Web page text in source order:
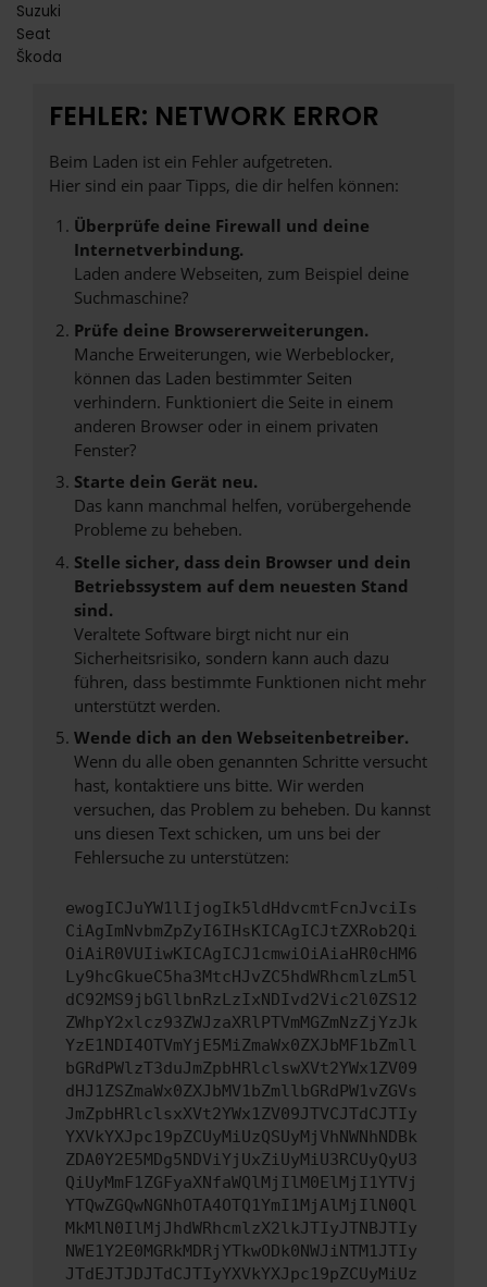
Suzuki
Seat
Škoda
FEHLER: NETWORK ERROR
Beim Laden ist ein Fehler aufgetreten.
Hier sind ein paar Tipps, die dir helfen können:
Überprüfe deine Firewall und deine
Internetverbindung.
Laden andere Webseiten, zum Beispiel deine
Suchmaschine?
Prüfe deine Browsererweiterungen.
Manche Erweiterungen, wie Werbeblocker,
können das Laden bestimmter Seiten
verhindern. Funktioniert die Seite in einem
anderen Browser oder in einem privaten
Fenster?
Starte dein Gerät neu.
Das kann manchmal helfen, vorübergehende
Probleme zu beheben.
Stelle sicher, dass dein Browser und dein
Betriebssystem auf dem neuesten Stand
sind.
Veraltete Software birgt nicht nur ein
Sicherheitsrisiko, sondern kann auch dazu
führen, dass bestimmte Funktionen nicht mehr
unterstützt werden.
Wende dich an den Webseitenbetreiber.
Wenn du alle oben genannten Schritte versucht
hast, kontaktiere uns bitte. Wir werden
versuchen, das Problem zu beheben. Du kannst
uns diesen Text schicken, um uns bei der
Fehlersuche zu unterstützen:
ewogICJuYW1lIjogIk5ldHdvcmtFcnJvciIs
CiAgImNvbmZpZyI6IHsKICAgICJtZXRob2Qi
OiAiR0VUIiwKICAgICJ1cmwiOiAiaHR0cHM6
Ly9hcGkueC5ha3MtcHJvZC5hdWRhcmlzLm5l
dC92MS9jbGllbnRzLzIxNDIvd2Vic2l0ZS12
ZWhpY2xlcz93ZWJzaXRlPTVmMGZmNzZjYzJk
YzE1NDI4OTVmYjE5MiZmaWx0ZXJbMF1bZmll
bGRdPWlzT3duJmZpbHRlclswXVt2YWx1ZV09
dHJ1ZSZmaWx0ZXJbMV1bZmllbGRdPW1vZGVs
JmZpbHRlclsxXVt2YWx1ZV09JTVCJTdCJTIy
YXVkYXJpc19pZCUyMiUzQSUyMjVhNWNhNDBk
ZDA0Y2E5MDg5NDViYjUxZiUyMiU3RCUyQyU3
QiUyMmF1ZGFyaXNfaWQlMjIlM0ElMjI1YTVj
YTQwZGQwNGNhOTA4OTQ1YmI1MjAlMjIlN0Ql
MkMlN0IlMjJhdWRhcmlzX2lkJTIyJTNBJTIy
NWE1Y2E0MGRkMDRjYTkwODk0NWJiNTM1JTIy
JTdEJTJDJTdCJTIyYXVkYXJpc19pZCUyMiUz